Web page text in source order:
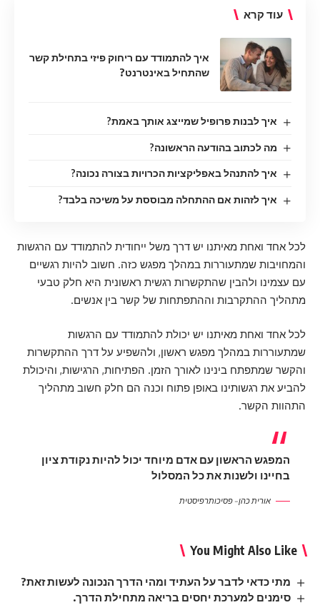
עוד קרא
איך להתמודד עם ריחוק פיזי בתחילת קשר
שהתחיל באינטרנט?
איך לבנות פרופיל שמייצג אותך באמת?
מה לכתוב בהודעה הראשונה?
איך להתנהל באפליקציות הכרויות בצורה נכונה?
איך לזהות אם ההתחלה מבוססת על משיכה בלבד?
לכל אחד ואחת מאיתנו יש דרך משל ייחודית להתמודד עם הרגשות
והמחויבות שמתעוררות במהלך מפגש כזה. חשוב להיות רגשיים
עם עצמינו ולהבין שהתקשרות רגשית ראשונית היא חלק טבעי
מתהליך ההתקרבות וההתפתחות של קשר בין אנשים.
לכל אחד ואחת מאיתנו יש יכולת להתמודד עם הרגשות
שמתעוררות במהלך מפגש ראשון, ולהשפיע על דרך ההתקשרות
והקשר שמתפתח בינינו לאורך הזמן. הפתיחות, הרגישות, והיכולת
להביע את רגשותינו באופן פתוח וכנה הם חלק חשוב מתהליך
התהוות הקשר.
המפגש הראשון עם אדם מיוחד יכול להיות נקודת ציון
בחיינו ולשנות את כל המסלול
אורית כהן – פסיכותרפיסטית
You Might Also Like
מתי כדאי לדבר על העתיד ומהי הדרך הנכונה לעשות זאת?
סימנים למערכת יחסים בריאה מתחילת הדרך.